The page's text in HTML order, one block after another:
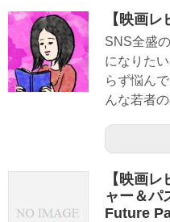
【映画
SNS全盛
になりた
らず悩ん
んな若者
【映画
ャー＆パ
Future